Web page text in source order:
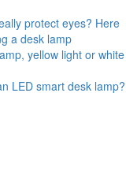
protect eyes? Here
a desk lamp
yellow light or white
LED smart desk lamp?